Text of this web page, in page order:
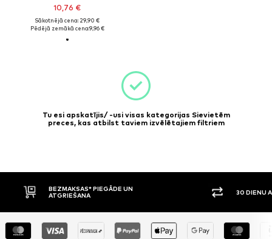
10,76 €
Sākotnējā cena: 29,90 €
Pēdējā zemākā cena:9,96 €
Tu esi apskatījis/ -usi visas kategorijas Sievietēm
preces, kas atbilst taviem izvēlētajiem filtriem
BEZMAKSAS* PIEGĀDE UN
ATGRIEŠANA
30 DIENU